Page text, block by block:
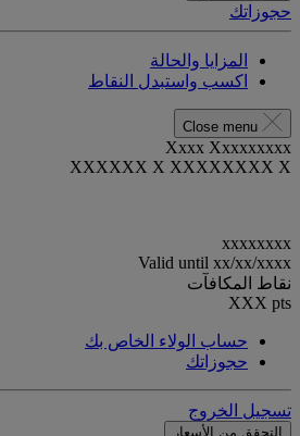
حجوزاتك
المزايا والحالة
اكسب واستبدل النقاط
Close menu
Xxxx Xxxxxxxxx
XXXXXX X XXXXXXXX X
xxxxxxxx
Valid until xx/xx/xxxx
نقاط المكافآت
XXX pts
حساب الولاء الخاص بك
حجوزاتك
تسجيل الخروج
التحقق من الأسعار